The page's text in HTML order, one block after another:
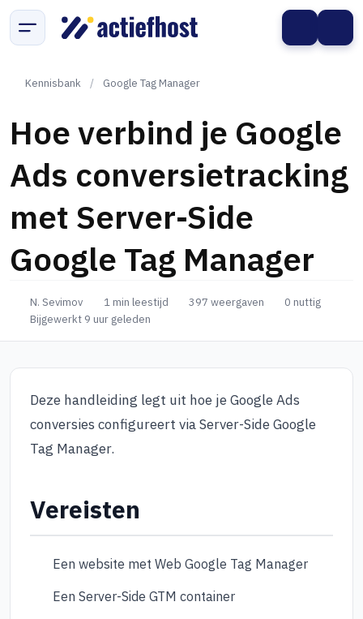
Kennisbank / Google Tag Manager
Hoe verbind je Google
Ads conversietracking
met Server-Side
Google Tag Manager
N. Sevimov 1 min leestijd 397 weergaven
0 nuttig
Bijgewerkt 9 uur geleden
Deze handleiding legt uit hoe je Google Ads
conversies configureert via Server-Side Google
Tag Manager.
Vereisten
Een website met Web Google Tag Manager
Een Server-Side GTM container